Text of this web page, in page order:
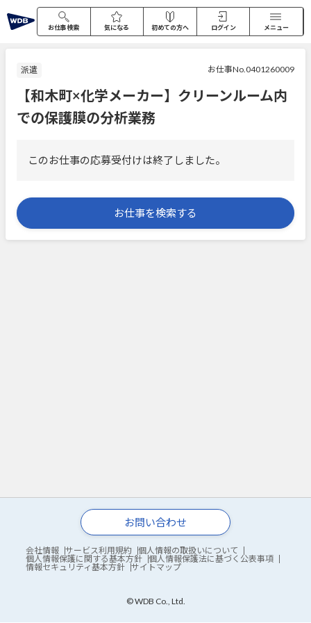
お仕事検索 気になる 初めての方へ ログイン メニュー
派遣 お仕事No.0401260009
【和木町×化学メーカー】クリーンルーム内
での保護膜の分析業務
このお仕事の応募受付けは終了しました。
お仕事を検索する
お問い合わせ
会社情報 サービス利用規約
個人情報の取扱いについて
個人情報保護に関する基本方針
個人情報保護法に基づく公表事項
情報セキュリティ基本方針
サイトマップ
© WDB Co., Ltd.